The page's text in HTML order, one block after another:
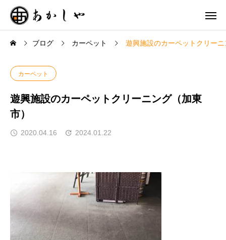
ブログ カーペット 遊興施設のカーペットクリー
カーペット
遊興施設のカーペットクリーニング（加東
市）
2020.04.16 2024.01.22